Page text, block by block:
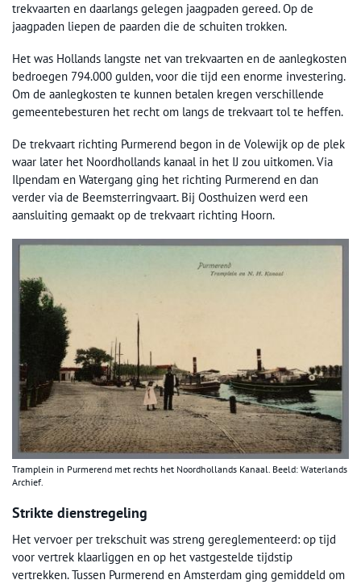
trekvaarten en daarlangs gelegen jaagpaden gereed. Op de
jaagpaden liepen de paarden die de schuiten trokken.
Het was Hollands langste net van trekvaarten en de aanlegkosten
bedroegen 794.000 gulden, voor die tijd een enorme investering.
Om de aanlegkosten te kunnen betalen kregen verschillende
gemeentebesturen het recht om langs de trekvaart tol te heffen.
De trekvaart richting Purmerend begon in de Volewijk op de plek
waar later het Noordhollands kanaal in het IJ zou uitkomen. Via
Ilpendam en Watergang ging het richting Purmerend en dan
verder via de Beemsterringvaart. Bij Oosthuizen werd een
aansluiting gemaakt op de trekvaart richting Hoorn.
Tramplein in Purmerend met rechts het Noordhollands Kanaal. Beeld: Waterlands
Archief.
Strikte dienstregeling
Het vervoer per trekschuit was streng gereglementeerd: op tijd
voor vertrek klaarliggen en op het vastgestelde tijdstip
vertrekken. Tussen Purmerend en Amsterdam ging gemiddeld om